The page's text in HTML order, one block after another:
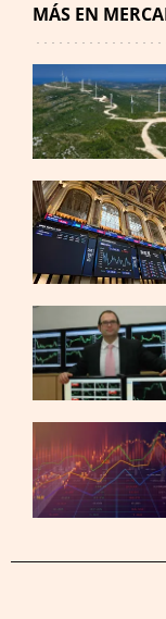
MÁS EN